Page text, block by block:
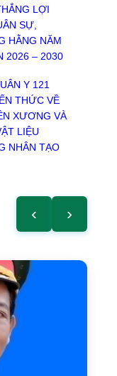
LỢI
SỰ,
HẰNG NĂM
2026 – 2030
Y 121
THỨC VỀ
XƯƠNG VÀ
LIỆU
NHÂN TẠO
‹ ›